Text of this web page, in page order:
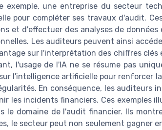
exemple, une entreprise du secteur
pour compléter ses travaux d'audit.
et d'effectuer des analyses de données
Les auditeurs peuvent ainsi
sur l'interprétation des chiffres
l'usage de l'IA ne se résume pas
l'intelligence artificielle pour renforcer
En conséquence, les auditeurs
les incidents financiers. Ces exemples
le domaine de l'audit financier. Ils
le secteur peut non seulement gagner